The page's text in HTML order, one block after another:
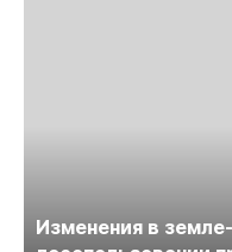
Изменения в